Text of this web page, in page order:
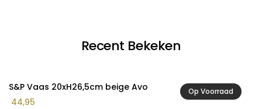
Recent Bekeken
Op Voorraad
S&P Vaas 20xH26,5cm beige Avo
44,95